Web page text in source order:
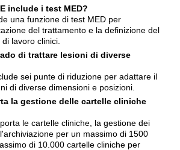
include i test MED?
una funzione di test MED per
del trattamento e la definizione del
lavoro clinici.
di trattare lesioni di diverse
sei punte di riduzione per adattare il
di diverse dimensioni e posizioni.
la gestione delle cartelle cliniche
le cartelle cliniche, la gestione dei
per un massimo di 1500
di 10.000 cartelle cliniche per